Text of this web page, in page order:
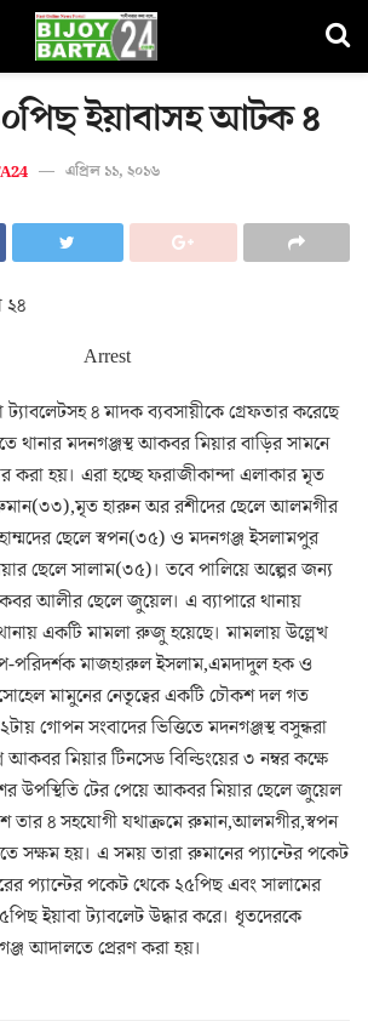
ইয়াবাসহ আটক ৪
এপ্রিল ১১, ২০১৬
২৪
ট্যাবলেটসহ ৪ মাদক ব্যবসায়ীকে গ্রেফতার করেছে
থানার মদনগঞ্জস্থ আকবর মিয়ার বাড়ির সামনে
করা হয়। এরা হচ্ছে ফরাজীকান্দা এলাকার মৃত
হারুন অর রশীদের ছেলে আলমগীর
ছেলে স্বপন(৩৫) ও মদনগঞ্জ ইসলামপুর
ছেলে সালাম(৩৫)। তবে পালিয়ে অল্পের জন্য
আলীর ছেলে জুয়েল। এ ব্যাপারে থানায়
একটি মামলা রুজু হয়েছে। মামলায় উল্লেখ
পরিদর্শক মাজহারুল ইসলাম,এমদাদুল হক ও
মামুনের নেতৃত্বের একটি চৌকশ দল গত
গোপন সংবাদের ভিত্তিতে মদনগঞ্জস্থ বসুন্ধরা
আকবর মিয়ার টিনসেড বিল্ডিংয়ের ৩ নম্বর কক্ষে
উপস্থিতি টের পেয়ে আকবর মিয়ার ছেলে জুয়েল
তার ৪ সহযোগী যথাক্রমে রুমান,আলমগীর,স্বপন
হয়। এ সময় তারা রুমানের প্যান্টের পকেট
প্যান্টের পকেট থেকে ২৫পিছ এবং সালামের
ইয়াবা ট্যাবলেট উদ্ধার করে। ধৃতদেরকে
আদালতে প্রেরণ করা হয়।